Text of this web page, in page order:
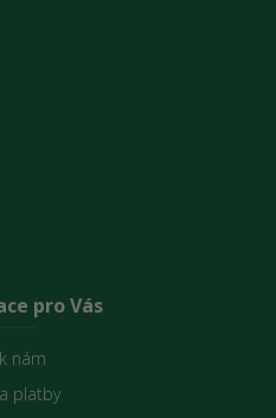
pro Vás
nám
platby